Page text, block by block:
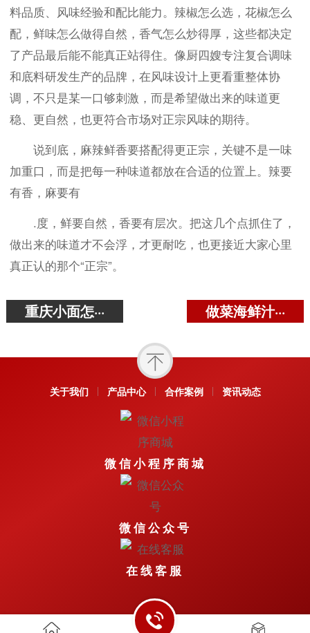
料品质、风味经验和配比能力。辣椒怎么选，花椒怎么
配，鲜味怎么做得自然，香气怎么炒得厚，这些都决定
了产品最后能不能真正站得住。像厨四嫂专注复合调味
和底料研发生产的品牌，在风味设计上更看重整体协
调，不只是某一口够刺激，而是希望做出来的味道更
稳、更自然，也更符合市场对正宗风味的期待。
说到底，麻辣鲜香要搭配得更正宗，关键不是一味
加重口，而是把每一种味道都放在合适的位置上。辣要
有香，麻要有
.度，鲜要自然，香要有层次。把这几个点抓住了，
做出来的味道才不会浮，才更耐吃，也更接近大家心里
真正认的那个“正宗”。
重庆小面怎··· 做菜海鲜汁···
关于我们 产品中心 合作案例 资讯动态
微信小程序商城
微信公众号
在线客服
Copyright © 2026 All Rights Reserved.